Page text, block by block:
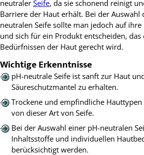
neutraler Seife, da sie schonend reinigt
Barriere der Haut erhält. Bei der Auswahl
neutralen Seife sollte man jedoch auf
und sich für ein Produkt entscheiden,
Bedürfnissen der Haut gerecht wird.
Wichtige Erkenntnisse
pH-neutrale Seife ist sanft zur Haut
Säureschutzmantel zu erhalten.
Trockene und empfindliche
von dieser Art von Seife.
Bei der Auswahl einer pH-neutralen
Inhaltsstoffe und individuellen
berücksichtigt werden.